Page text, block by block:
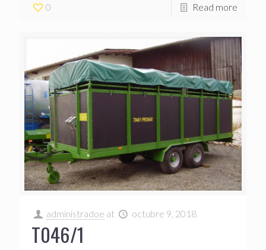
0 Read more
administradoe at octubre 9, 2018
T046/1